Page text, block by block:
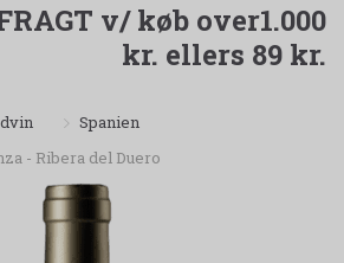
v/ køb over1.000
kr. ellers 89 kr.
Spanien
- Ribera del Duero